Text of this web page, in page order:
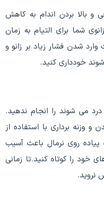
و بالا بردن اندام به کاهش
شما برای التیام به زمان
وارد شدن فشار زیاد بر زانو و
خودداری کنید.
می شوند را انجام ندهید.
وزنه برداری با استفاده از
روی نرمال باعث آسیب
را کوتاه کنید.تا زمانی
نروید.